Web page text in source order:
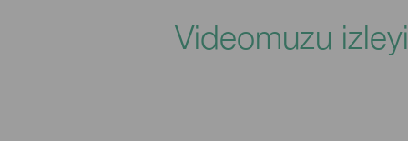
Videomuzu